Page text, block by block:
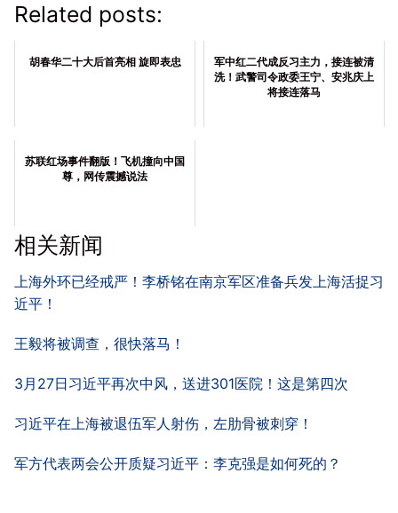
Related posts:
胡春华二十大后首亮相 旋即表忠
军中红二代成反习主力，接连被清
洗！武警司令政委王宁、安兆庆上
将接连落马
苏联红场事件翻版！飞机撞向中国
尊，网传震撼说法
相关新闻
上海外环已经戒严！李桥铭在南京军区准备兵发上海活捉习
近平！
王毅将被调查，很快落马！
3月27日习近平再次中风，送进301医院！这是第四次
习近平在上海被退伍军人射伤，左肋骨被刺穿！
军方代表两会公开质疑习近平：李克强是如何死的？